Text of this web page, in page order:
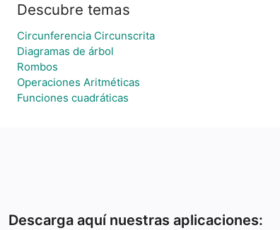
Descubre temas
Circunferencia Circunscrita
Diagramas de árbol
Rombos
Operaciones Aritméticas
Funciones cuadráticas
Descarga aquí nuestras aplicaciones: